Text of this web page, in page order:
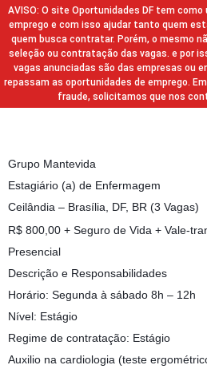
AVISO: O site Oportunidades DF tem
emprego e com isso ajudar tanto quem
quem busca contratar. Porém, o mesmo
seleção ou contratação das vagas. e por
vagas anunciadas são das empresas ou
repassam as oportunidades de emprego.
fraude, solicitamos que nos
Grupo Mantevida
Estagiário (a) de Enfermagem
Ceilândia – Brasília, DF, BR (3 Vagas)
R$ 800,00 + Seguro de Vida + Vale-
Presencial
Descrição e Responsabilidades
Horário: Segunda à sábado 8h – 12h
Nível: Estágio
Regime de contratação: Estágio
Auxilio na cardiologia (teste